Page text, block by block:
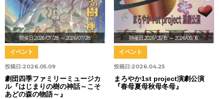
開催日:2026/07/28～ 2026/07/28
投稿日:2026.05.09
イベント
劇団四季ファミリーミュージカ
ル『はじまりの樹の神話～こそ
あどの森の物語～』
開催日:2026/05/15～ 2026/05/16
投稿日:2026.04.25
イベント
まろやか1st project演劇公演
『春母夏母秋母冬母』